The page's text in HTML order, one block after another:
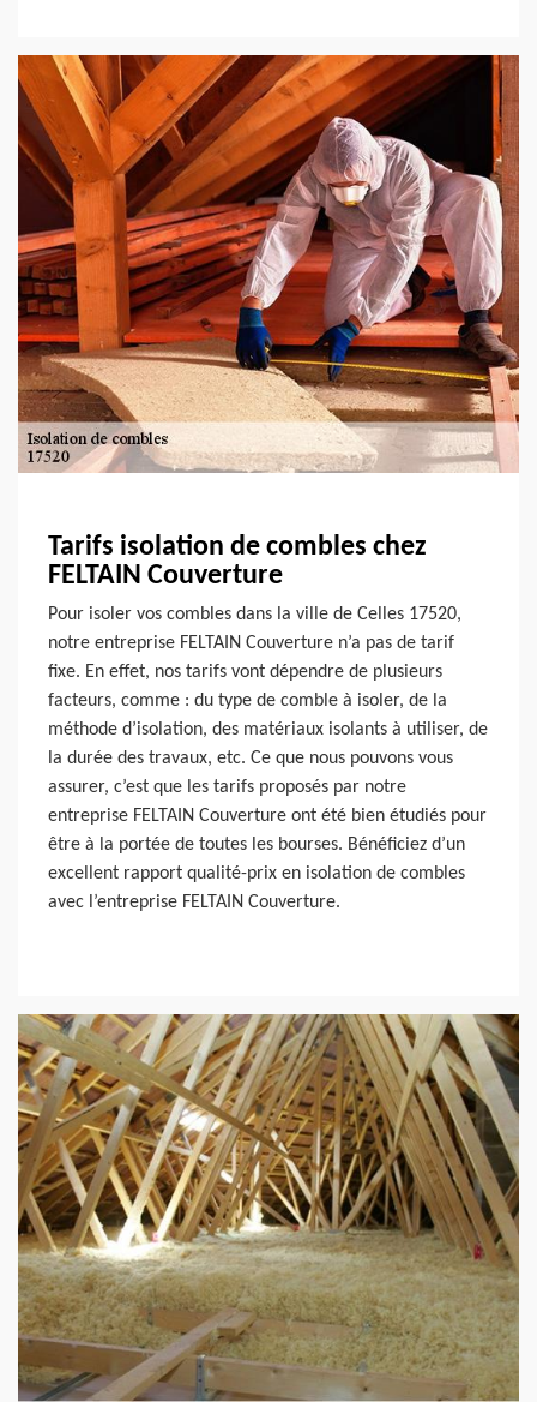
Tarifs isolation de combles chez
FELTAIN Couverture
Pour isoler vos combles dans la ville de Celles 17520,
notre entreprise FELTAIN Couverture n’a pas de tarif
fixe. En effet, nos tarifs vont dépendre de plusieurs
facteurs, comme : du type de comble à isoler, de la
méthode d’isolation, des matériaux isolants à utiliser, de
la durée des travaux, etc. Ce que nous pouvons vous
assurer, c’est que les tarifs proposés par notre
entreprise FELTAIN Couverture ont été bien étudiés pour
être à la portée de toutes les bourses. Bénéficiez d’un
excellent rapport qualité-prix en isolation de combles
avec l’entreprise FELTAIN Couverture.